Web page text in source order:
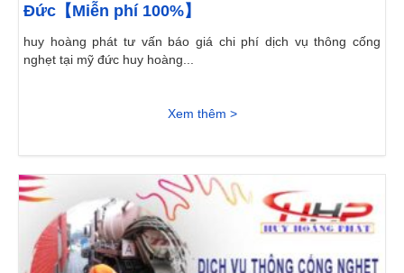
Đức【Miễn phí 100%】
huy hoàng phát tư vấn báo giá chi phí dịch vụ thông cống
nghẹt tại mỹ đức huy hoàng...
Xem thêm >